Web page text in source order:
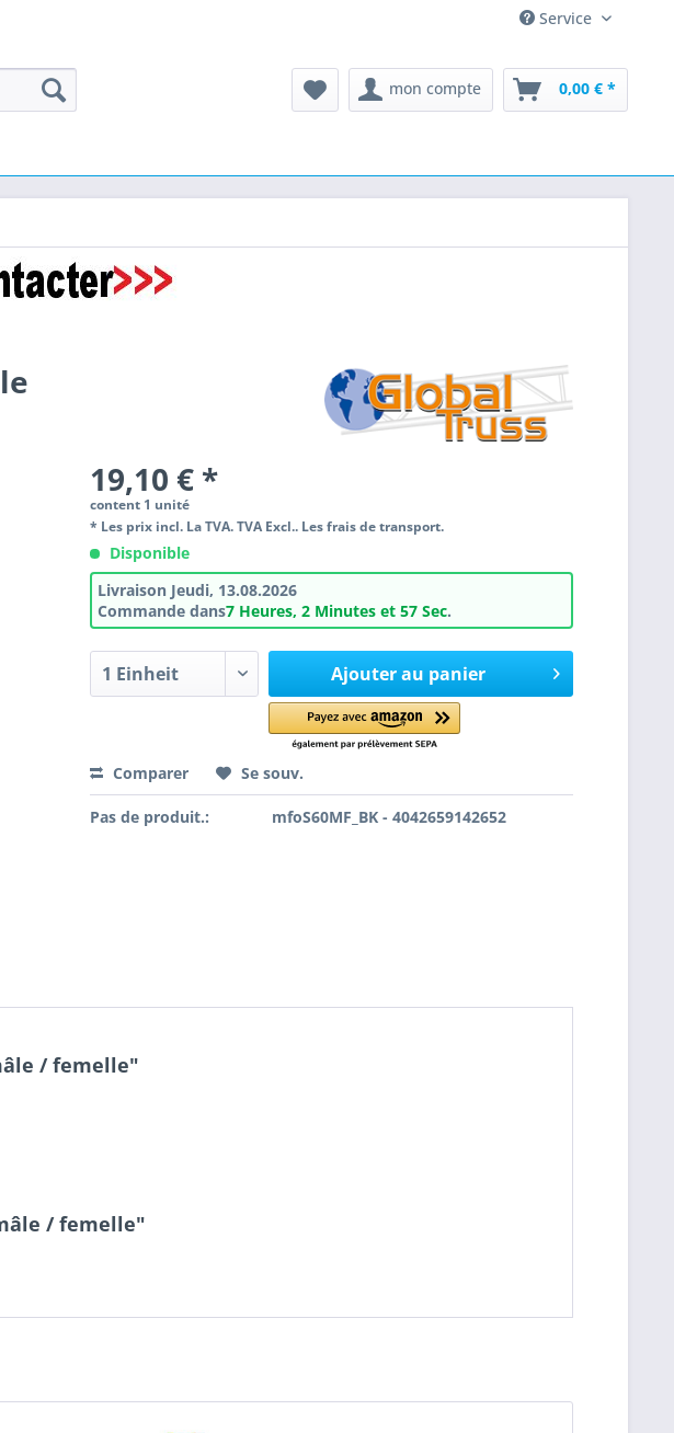
Service
mon compte 0,00 € *
19,10 € *
content 1 unité
* Les prix incl. La TVA. TVA Excl.. Les frais de transport.
Disponible
Livraison Jeudi, 13.08.2026
Commande dans7 Heures, 2 Minutes et 56 Sec.
Ajouter au panier
Comparer Se souv.
Pas de produit.: mfoS60MF_BK - 4042659142652
/ femelle"
/ femelle"